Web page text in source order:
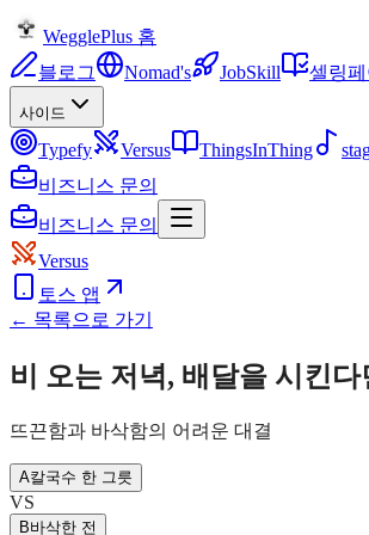
WegglePlus 홈
블로그
Nomad's JobSkill 셀링페
사이드
Typefy Versus ThingsInThing
비즈니스 문의
비즈니스 문의
Versus
토스 앱
← 목록으로 가기
비 오는 저녁, 배달을 시킨다
뜨끈함과 바삭함의 어려운 대결
A칼국수 한 그릇
VS
B바삭한 전